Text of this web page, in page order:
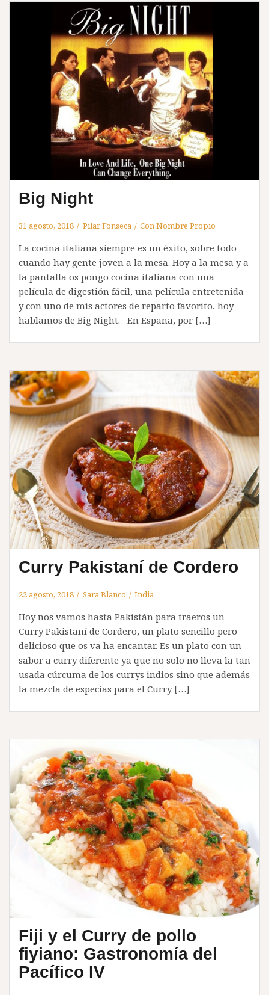
Big Night
31 agosto, 2018 Pilar Fonseca Con Nombre Propio
La cocina italiana siempre es un éxito, sobre todo
cuando hay gente joven a la mesa. Hoy a la mesa y a
la pantalla os pongo cocina italiana con una
película de digestión fácil, una película entretenida
y con uno de mis actores de reparto favorito, hoy
hablamos de Big Night. En España, por […]
Curry Pakistaní de Cordero
22 agosto, 2018 Sara Blanco India
Hoy nos vamos hasta Pakistán para traeros un
Curry Pakistaní de Cordero, un plato sencillo pero
delicioso que os va ha encantar. Es un plato con un
sabor a curry diferente ya que no solo no lleva la tan
usada cúrcuma de los currys indios sino que además
la mezcla de especias para el Curry […]
Fiji y el Curry de pollo
fiyiano: Gastronomía del
Pacífico IV